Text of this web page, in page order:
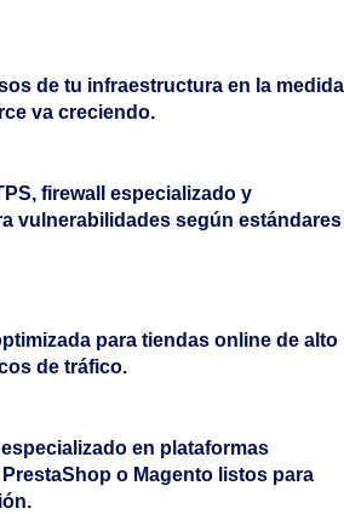
de tu infraestructura en la medida
va creciendo.
firewall especializado y
vulnerabilidades según estándares
para tiendas online de alto
de tráfico.
en plataformas
o Magento listos para